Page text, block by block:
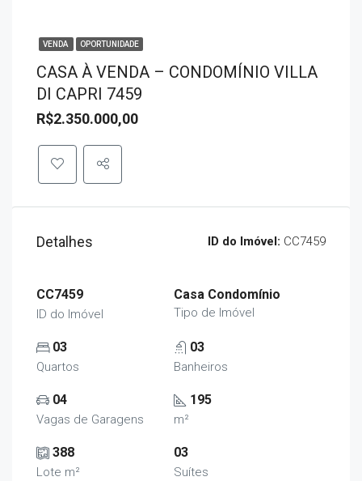
VENDA OPORTUNIDADE
CASA À VENDA – CONDOMÍNIO VILLA
DI CAPRI 7459
R$2.350.000,00
Detalhes ID do Imóvel: CC7459
CC7459
ID do Imóvel
Casa Condomínio
Tipo de Imóvel
03
Quartos
03
Banheiros
04
Vagas de Garagens
195
m²
388
Lote m²
03
Suítes